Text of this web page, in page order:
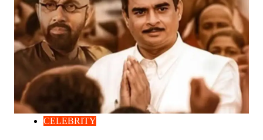
CELEBRITY